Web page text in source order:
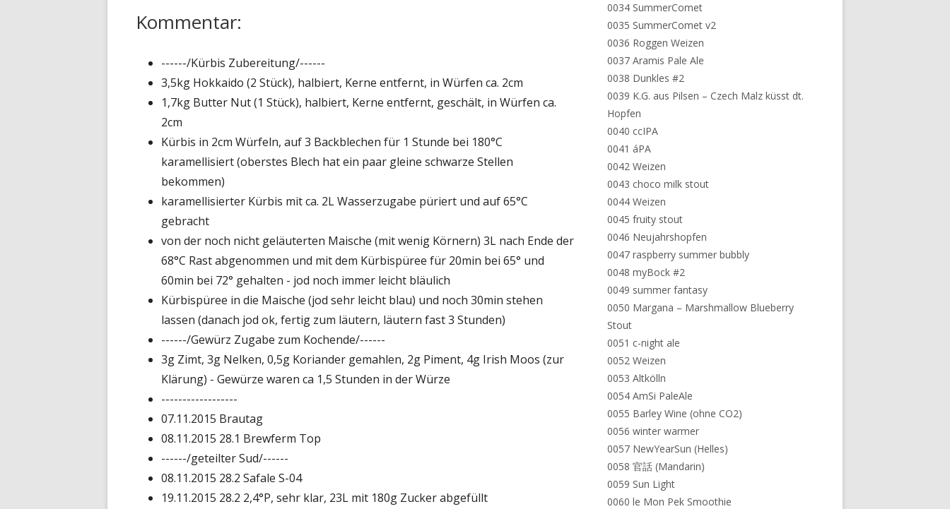
Kommentar:
------/Kürbis Zubereitung/------
3,5kg Hokkaido (2 Stück), halbiert, Kerne entfernt, in Würfen ca. 2cm
1,7kg Butter Nut (1 Stück), halbiert, Kerne entfernt, geschält, in Würfen ca.
2cm
Kürbis in 2cm Würfeln, auf 3 Backblechen für 1 Stunde bei 180°C
karamellisiert (oberstes Blech hat ein paar gleine schwarze Stellen
bekommen)
karamellisierter Kürbis mit ca. 2L Wasserzugabe püriert und auf 65°C
gebracht
von der noch nicht geläuterten Maische (mit wenig Körnern) 3L nach Ende der
68°C Rast abgenommen und mit dem Kürbispüree für 20min bei 65° und
60min bei 72° gehalten - jod noch immer leicht bläulich
Kürbispüree in die Maische (jod sehr leicht blau) und noch 30min stehen
lassen (danach jod ok, fertig zum läutern, läutern fast 3 Stunden)
------/Gewürz Zugabe zum Kochende/------
3g Zimt, 3g Nelken, 0,5g Koriander gemahlen, 2g Piment, 4g Irish Moos (zur
Klärung) - Gewürze waren ca 1,5 Stunden in der Würze
------------------
07.11.2015 Brautag
08.11.2015 28.1 Brewferm Top
------/geteilter Sud/------
08.11.2015 28.2 Safale S-04
19.11.2015 28.2 2,4°P, sehr klar, 23L mit 180g Zucker abgefüllt
0034 SummerComet
0035 SummerComet v2
0036 Roggen Weizen
0037 Aramis Pale Ale
0038 Dunkles #2
0039 K.G. aus Pilsen – Czech Malz küsst dt.
Hopfen
0040 ccIPA
0041 áPA
0042 Weizen
0043 choco milk stout
0044 Weizen
0045 fruity stout
0046 Neujahrshopfen
0047 raspberry summer bubbly
0048 myBock #2
0049 summer fantasy
0050 Margana – Marshmallow Blueberry
Stout
0051 c-night ale
0052 Weizen
0053 Altkölln
0054 AmSi PaleAle
0055 Barley Wine (ohne CO2)
0056 winter warmer
0057 NewYearSun (Helles)
0058 官話 (Mandarin)
0059 Sun Light
0060 le Mon Pek Smoothie